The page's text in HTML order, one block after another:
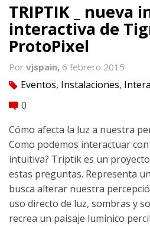
TRIPTIK _ nueva
interactiva de
ProtoPixel
Por vjspain, 6 febrero 2015
tag Eventos, Instalaciones,
comment 0
Cómo afecta la luz a nuestra
Como podemos interactuar
intuitiva? Triptik es un
estas preguntas. Representa
busca alterar nuestra
uso directo de luz, sombras y
recrea un paisaje lumínico